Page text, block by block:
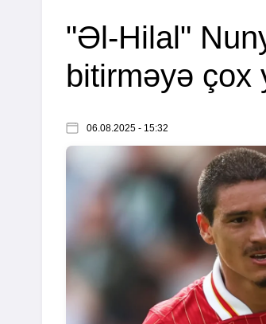
"Əl-Hilal"
bitirməyə çox
06.08.2025 - 15:32